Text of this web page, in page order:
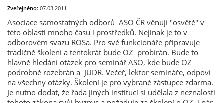
Zveřejněno: 07.03.2011
Asociace samostatných odborů ASO ČR věnují "osvětě" v
této oblasti mnoho času i prostředků. Nejinak je to v
odborovém svazu ROSa. Pro své funkcionáře připravuje
tradičně školení a tentokrát bude OZ probírán. Bude to
hlavně hledání otázek pro seminář ASO, kde bude OZ
podrobně rozebrán a JUDR. Večeř, lektor semináře, odpoví
na všechny otázky. Školení je pro vybrané zástupce zdarma.
Je nutno dodat, že řada jiných institucí si udělala z neznalosti